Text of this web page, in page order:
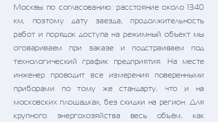
Москвы по согласованию: расстояние около 1340
км, поэтому дату заезда, продолжительность
работ и порядок доступа на режимный объект мы
оговариваем при заказе и подстраиваем под
технологический график предприятия. На месте
инженер проводит все измерения поверенными
приборами по тому же стандарту, что и на
московских площадках, без скидки на регион. Для
крупного энергохозяйства весь объём, как